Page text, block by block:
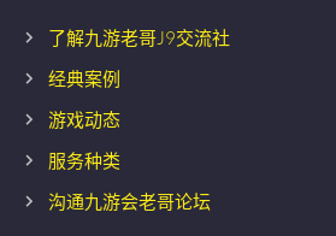
了解九游老哥J9交流社
经典案例
游戏动态
服务种类
沟通九游会老哥论坛